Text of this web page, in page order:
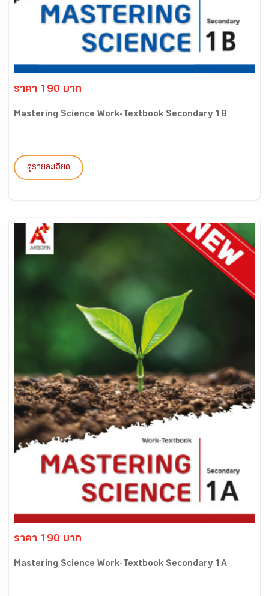
ราคา 190 บาท
Mastering Science Work-Textbook Secondary 1B
ดูรายละเอียด
ราคา 190 บาท
Mastering Science Work-Textbook Secondary 1A